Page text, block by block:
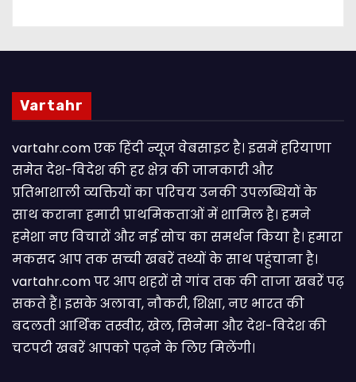
Vartahr
vartahr.com एक हिंदी न्यूज वेबसाइट है। इसमें हरियाणा
समेत देश-विदेश की हर क्षेत्र की जानकारी और
प्रतिभाशाली व्यक्तियों का परिचय उनकी उपलब्धियों के
साथ कराना हमारी प्राथमिकताओं में शामिल है। हमने
हमेशा नए विचारों और नई सोच का समर्थन किया है। हमारा
मकसद आप तक सच्ची खबरें तथ्यों के साथ पहुंचाना है।
vartahr.com पर आप शहरों से गांव तक की ताजा खबरें पढ़
सकते हैं। इसके अलावा, नौकरी, शिक्षा, नए भारत की
बदलती आर्थिक तस्वीर, खेल, सिनेमा और देश-विदेश की
चटपटी खबरें आपकाे पढ़ने के लिए मिलेंगी।